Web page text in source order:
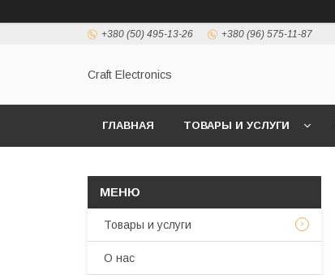
+380 (50) 495-13-26 +380 (96) 575-11-87
Craft Electronics
ГЛАВНАЯ ТОВАРЫ И УСЛУГИ
Товары и услуги
О нас